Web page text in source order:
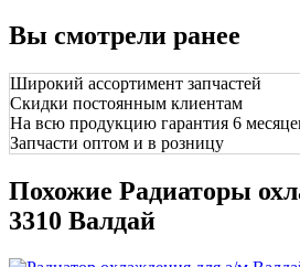
Вы смотрели ранее
Широкий ассортимент запчастей
Скидки постоянным клиентам
На всю продукцию гарантия 6
Запчасти оптом и в розницу
Похожие Радиаторы
3310 Валдай